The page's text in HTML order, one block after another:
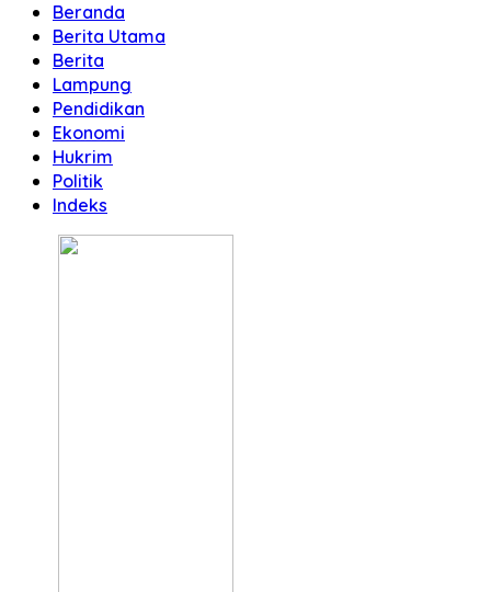
Beranda
Berita Utama
Berita
Lampung
Pendidikan
Ekonomi
Hukrim
Politik
Indeks